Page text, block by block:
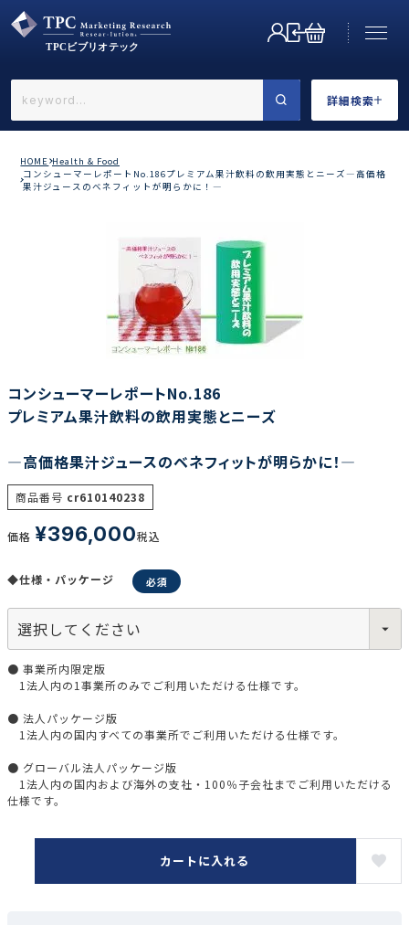
詳細検索
←戻る
調査の種類で選ぶ
リセット 検索する
HOME Health & Food
コンシューマーレポートNo.186プレミアム果汁飲料の飲用実態とニーズ―高価格
果汁ジュースのベネフィットが明らかに！―
コンシューマーレポートNo.186
プレミアム果汁飲料の飲用実態とニーズ
―高価格果汁ジュースのベネフィットが明らかに！―
商品番号 cr610140238
価格 ¥396,000税込
◆仕様・パッケージ
● 事業所内限定版
1法人内の1事業所のみでご利用いただける仕様です。
● 法人パッケージ版
1法人内の国内すべての事業所でご利用いただける仕様です。
● グローバル法人パッケージ版
1法人内の国内および海外の支社・100％子会社までご利用いただける
仕様です。
カートに入れる